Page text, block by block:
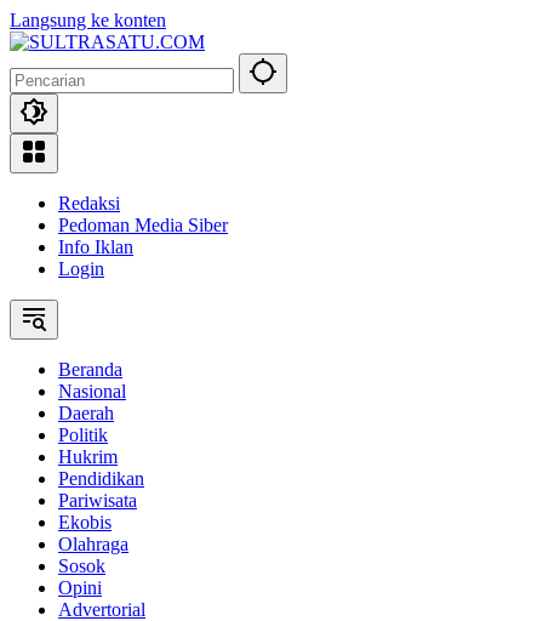
Langsung ke konten
Redaksi
Pedoman Media Siber
Info Iklan
Login
Beranda
Nasional
Daerah
Politik
Hukrim
Pendidikan
Pariwisata
Ekobis
Olahraga
Sosok
Opini
Advertorial